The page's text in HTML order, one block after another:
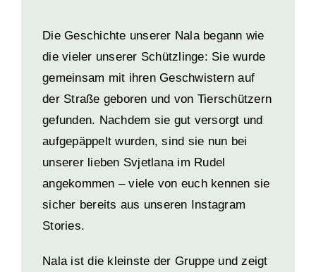
Die Geschichte unserer Nala begann wie
die vieler unserer Schützlinge: Sie wurde
gemeinsam mit ihren Geschwistern auf
der Straße geboren und von Tierschützern
gefunden. Nachdem sie gut versorgt und
aufgepäppelt wurden, sind sie nun bei
unserer lieben Svjetlana im Rudel
angekommen – viele von euch kennen sie
sicher bereits aus unseren Instagram
Stories.
Nala ist die kleinste der Gruppe und zeigt